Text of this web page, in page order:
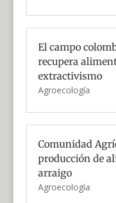
El campo
recupera
extractivismo
Agroecología
Comunidad
producción de
arraigo
Agroecología